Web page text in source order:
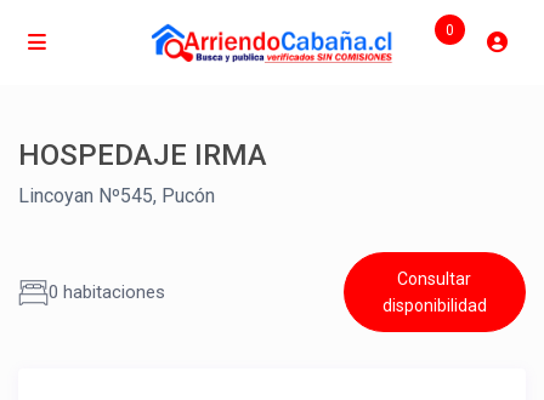
0
HOSPEDAJE IRMA
Lincoyan Nº545, Pucón
0 habitaciones
Consultar
disponibilidad